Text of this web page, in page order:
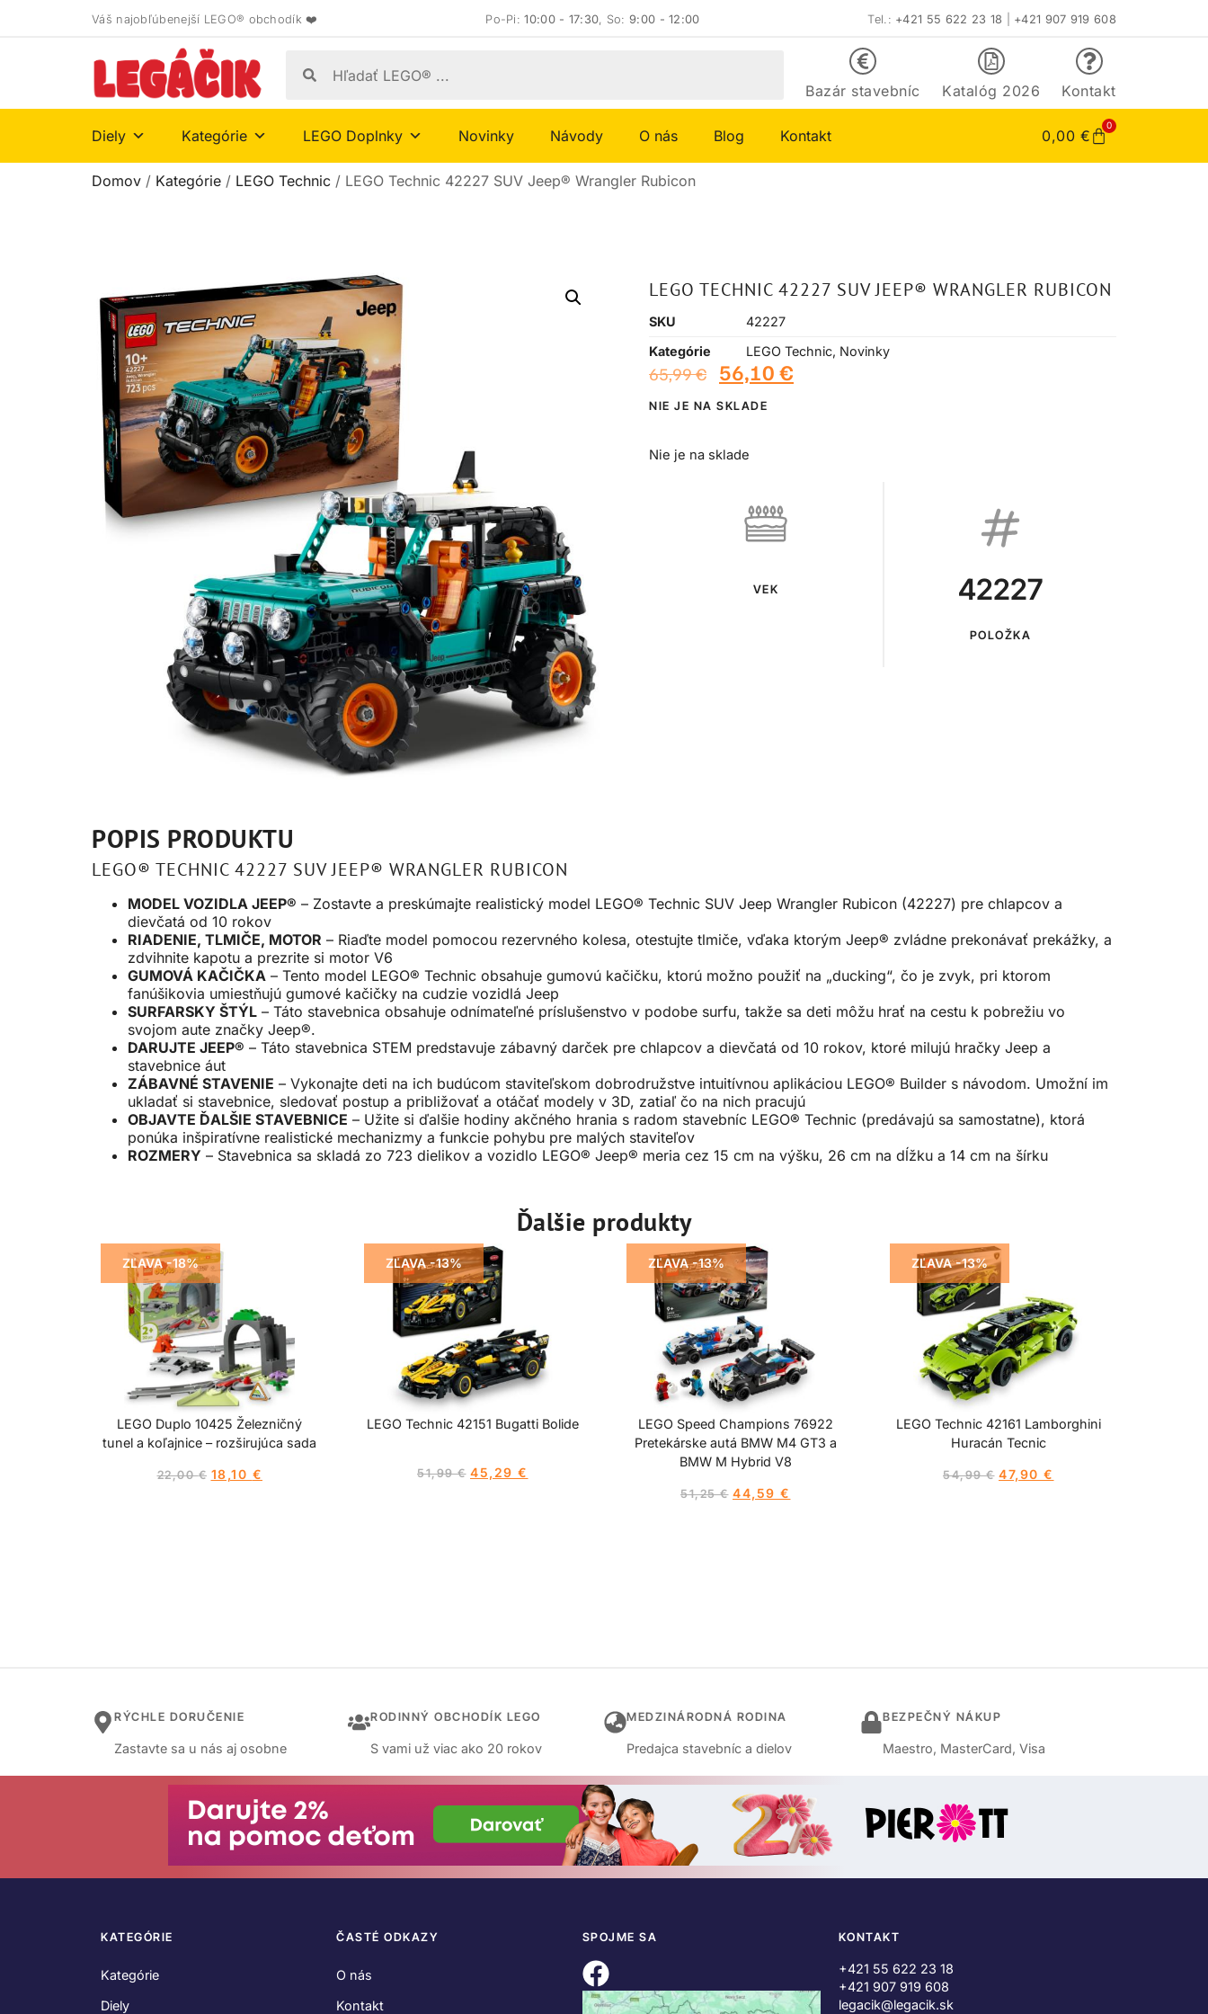
Váš najobľúbenejší LEGO® obchodík ❤️ Po-Pi:10:00 - 17:30, So:9:00 - 12:00 Tel.: +421 55 622 23 18 +421 907 919 608
Bazár stavebníc Katalóg 2026 Kontakt
Diely Kategórie LEGO Doplnky Novinky Návody O nás Blog Kontakt 0,00 €
0
Domov / Kategórie / LEGO Technic / LEGO Technic 42227 SUV Jeep® Wrangler Rubicon
LEGO TECHNIC 42227 SUV JEEP® WRANGLER RUBICON
SKU
42227
Kategórie
LEGO Technic, Novinky
65,99€ 56,10 €
NIE JE NA SKLADE
Nie je na sklade
VEK 42227
POLOŽKA
POPIS PRODUKTU
LEGO® TECHNIC 42227 SUV JEEP® WRANGLER RUBICON
MODEL VOZIDLA JEEP® – Zostavte a preskúmajte realistický model LEGO® Technic SUV Jeep Wrangler Rubicon (42227) pre chlapcov a
dievčatá od 10 rokov
RIADENIE, TLMIČE, MOTOR – Riaďte model pomocou rezervného kolesa, otestujte tlmiče, vďaka ktorým Jeep® zvládne prekonávať prekážky, a
zdvihnite kapotu a prezrite si motor V6
GUMOVÁ KAČIČKA – Tento model LEGO® Technic obsahuje gumovú kačičku, ktorú možno použiť na „ducking“, čo je zvyk, pri ktorom
fanúšikovia umiestňujú gumové kačičky na cudzie vozidlá Jeep
SURFARSKY ŠTÝL – Táto stavebnica obsahuje odnímateľné príslušenstvo v podobe surfu, takže sa deti môžu hrať na cestu k pobrežiu vo
svojom aute značky Jeep®.
DARUJTE JEEP® – Táto stavebnica STEM predstavuje zábavný darček pre chlapcov a dievčatá od 10 rokov, ktoré milujú hračky Jeep a
stavebnice áut
ZÁBAVNÉ STAVENIE – Vykonajte deti na ich budúcom staviteľskom dobrodružstve intuitívnou aplikáciou LEGO® Builder s návodom. Umožní im
ukladať si stavebnice, sledovať postup a približovať a otáčať modely v 3D, zatiaľ čo na nich pracujú
OBJAVTE ĎALŠIE STAVEBNICE – Užite si ďalšie hodiny akčného hrania s radom stavebníc LEGO® Technic (predávajú sa samostatne), ktorá
ponúka inšpiratívne realistické mechanizmy a funkcie pohybu pre malých staviteľov
ROZMERY – Stavebnica sa skladá zo 723 dielikov a vozidlo LEGO® Jeep® meria cez 15 cm na výšku, 26 cm na dĺžku a 14 cm na šírku
Ďalšie produkty
ZĽAVA -18%
LEGO Duplo 10425 Železničný
tunel a koľajnice – rozširujúca sada
22,00€ 18,10 €
ZĽAVA -13%
LEGO Technic 42151 Bugatti Bolide
51,99€ 45,29 €
ZĽAVA -13%
LEGO Speed Champions 76922
Pretekárske autá BMW M4 GT3 a
BMW M Hybrid V8
51,25€ 44,59 €
ZĽAVA -13%
LEGO Technic 42161 Lamborghini
Huracán Tecnic
54,99€ 47,90 €
RÝCHLE DORUČENIE
Zastavte sa u nás aj osobne
RODINNÝ OBCHODÍK LEGO
S vami už viac ako 20 rokov
MEDZINÁRODNÁ RODINA
Predajca stavebníc a dielov
BEZPEČNÝ NÁKUP
Maestro, MasterCard, Visa
KATEGÓRIE
Kategórie
Diely
ČASTÉ ODKAZY
O nás
Kontakt
SPOJME SA KONTAKT
+421 55 622 23 18
+421 907 919 608
legacik@legacik.sk